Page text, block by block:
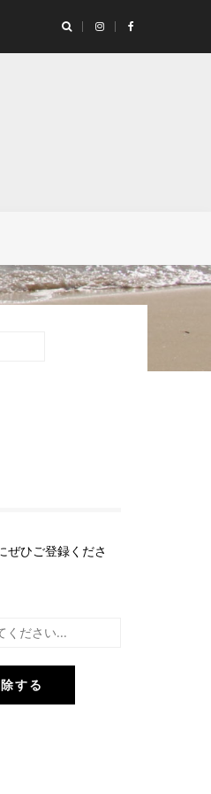
モアリー）」撮影レポート！
ぜひご登録くださ